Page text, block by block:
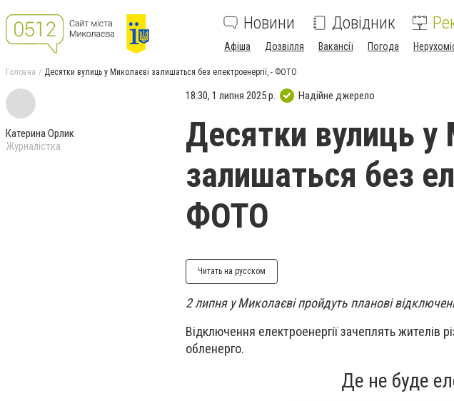
Новини Довідник
Афіша Дозвілля Вакансії Погода
Головна Десятки вулиць у Миколаєві залишаться без електроенергії, - ФОТО
Катерина Орлик
Журналістка
18:30, 1 липня 2025 р. Надійне джерело
Десятки вулиць у
залишаться без
ФОТО
Читать на русском
2 липня у Миколаєві пройдуть планові
Відключення електроенергії зачеплять жителів
обленерго.
Де не буде